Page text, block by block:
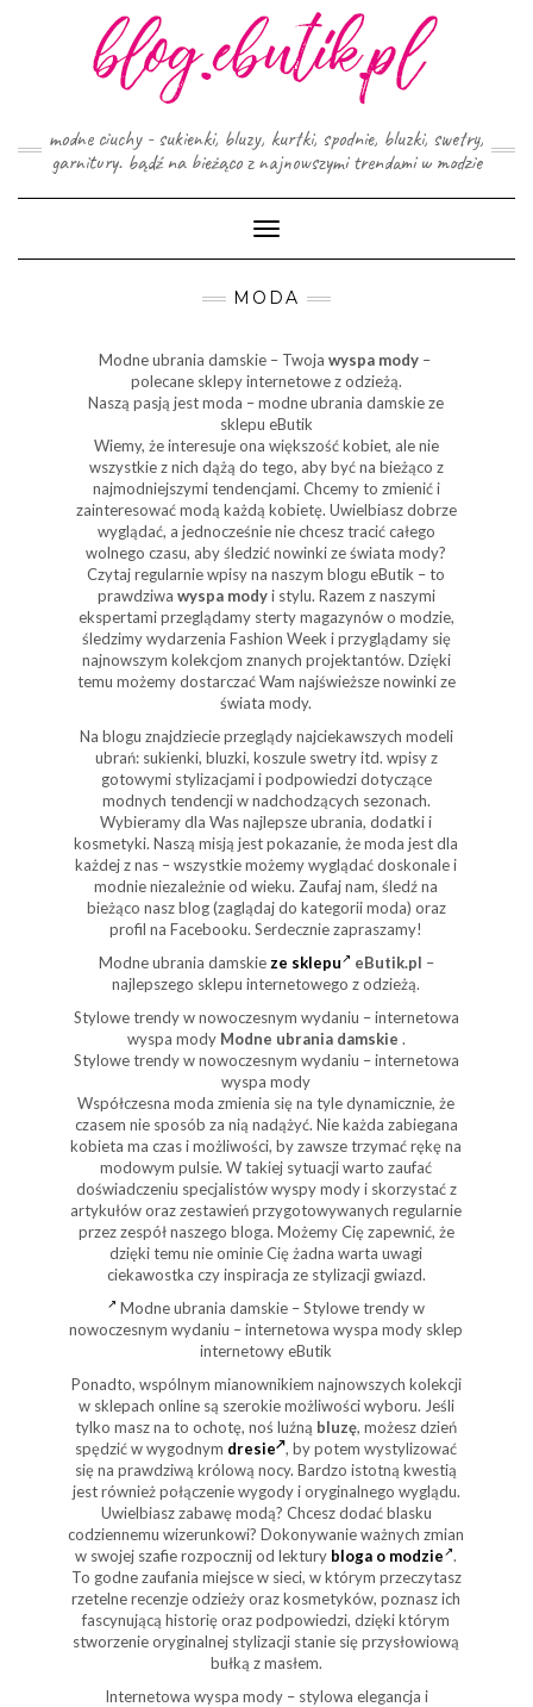
modne ciuchy - sukienki, bluzy, kurtki, spodnie, bluzki, swetry,
garnitury. bądź na bieżąco z najnowszymi trendami w modzie
Toggle
Navigation
MODA
Modne ubrania damskie – Twoja wyspa mody–
polecane sklepy internetowe z odzieżą.
Naszą pasją jest moda – modne ubrania damskie ze
sklepu eButik
Wiemy, że interesuje ona większość kobiet, ale nie
wszystkie z nich dążą do tego, aby być na bieżąco z
najmodniejszymi tendencjami. Chcemy to zmienić i
zainteresować modą każdą kobietę. Uwielbiasz dobrze
wyglądać, a jednocześnie nie chcesz tracić całego
wolnego czasu, aby śledzić nowinki ze świata mody?
Czytaj regularnie wpisy na naszym blogu eButik – to
prawdziwa wyspa modyi stylu. Razem z naszymi
ekspertami przeglądamy sterty magazynów o modzie,
śledzimy wydarzenia Fashion Week i przyglądamy się
najnowszym kolekcjom znanych projektantów. Dzięki
temu możemy dostarczać Wam najświeższe nowinki ze
świata mody.
Na blogu znajdziecie przeglądy najciekawszych modeli
ubrań: sukienki, bluzki, koszule swetry itd. wpisy z
gotowymi stylizacjami i podpowiedzi dotyczące
modnych tendencji w nadchodzących sezonach.
Wybieramy dla Was najlepsze ubrania, dodatki i
kosmetyki. Naszą misją jest pokazanie, że moda jest dla
każdej z nas – wszystkie możemy wyglądać doskonale i
modnie niezależnie od wieku. Zaufaj nam, śledź na
bieżąco nasz blog (zaglądaj do kategorii moda) oraz
profil na Facebooku. Serdecznie zapraszamy!
Modne ubrania damskie ze sklepu eButik.pl –
najlepszego sklepu internetowego z odzieżą.
Stylowe trendy w nowoczesnym wydaniu – internetowa
wyspa mody Modne ubrania damskie .
Stylowe trendy w nowoczesnym wydaniu – internetowa
wyspa mody
Współczesna moda zmienia się na tyle dynamicznie, że
czasem nie sposób za nią nadążyć. Nie każda zabiegana
kobieta ma czas i możliwości, by zawsze trzymać rękę na
modowym pulsie. W takiej sytuacji warto zaufać
doświadczeniu specjalistów wyspy mody i skorzystać z
artykułów oraz zestawień przygotowywanych regularnie
przez zespół naszego bloga. Możemy Cię zapewnić, że
dzięki temu nie ominie Cię żadna warta uwagi
ciekawostka czy inspiracja ze stylizacji gwiazd.
Modne ubrania damskie – Stylowe trendy w
nowoczesnym wydaniu – internetowa wyspa mody sklep
internetowy eButik
Ponadto, wspólnym mianownikiem najnowszych kolekcji
w sklepach online są szerokie możliwości wyboru. Jeśli
tylko masz na to ochotę, noś luźną bluzę, możesz dzień
spędzić w wygodnym dresie , by potem wystylizować
się na prawdziwą królową nocy. Bardzo istotną kwestią
jest również połączenie wygody i oryginalnego wyglądu.
Uwielbiasz zabawę modą? Chcesz dodać blasku
codziennemu wizerunkowi? Dokonywanie ważnych zmian
w swojej szafie rozpocznij od lektury bloga o modzie .
To godne zaufania miejsce w sieci, w którym przeczytasz
rzetelne recenzje odzieży oraz kosmetyków, poznasz ich
fascynującą historię oraz podpowiedzi, dzięki którym
stworzenie oryginalnej stylizacji stanie się przysłowiową
bułką z masłem.
Internetowa wyspa mody – stylowa elegancja i